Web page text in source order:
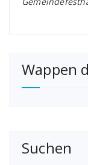
Wappen
Suchen